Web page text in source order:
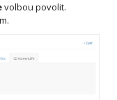
volbou povolit.